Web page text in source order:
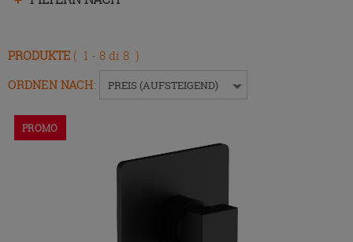
um
das
ein-
bzw.
PRODUKTE ( 1 - 8 di 8 )
ORDNEN NACH: PREIS (AUFSTEIGEND)
PROMO